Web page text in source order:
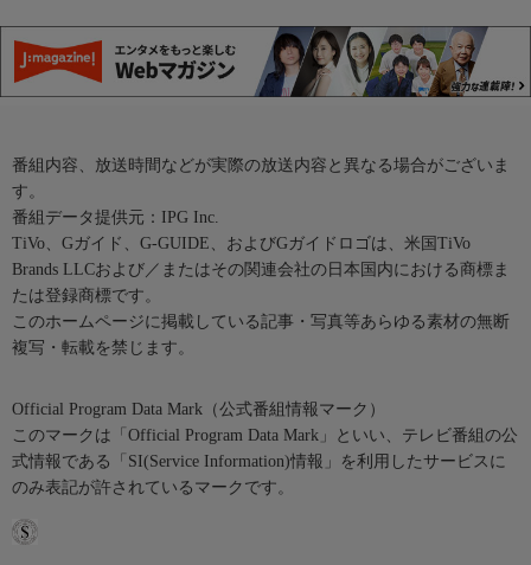
番組内容、放送時間などが実際の放送内容と異なる場合がございま
す。
番組データ提供元：IPG Inc.
TiVo、Gガイド、G-GUIDE、およびGガイドロゴは、米国TiVo
Brands LLCおよび／またはその関連会社の日本国内における商標ま
たは登録商標です。
このホームページに掲載している記事・写真等あらゆる素材の無断
複写・転載を禁じます。
Official Program Data Mark（公式番組情報マーク）
このマークは「Official Program Data Mark」といい、テレビ番組の公
式情報である「SI(Service Information)情報」を利用したサービスに
のみ表記が許されているマークです。